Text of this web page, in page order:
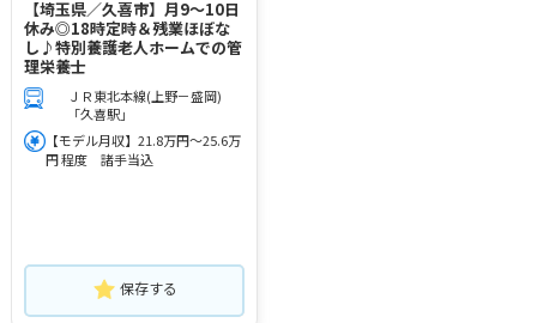
【埼玉県／久喜市】月9～10日
休み◎18時定時＆残業ほぼな
し♪特別養護老人ホームでの管
理栄養士
ＪＲ東北本線(上野－盛岡)
「久喜駅」
【モデル月収】21.8万円～25.6万
円 程度 諸手当込
保存する